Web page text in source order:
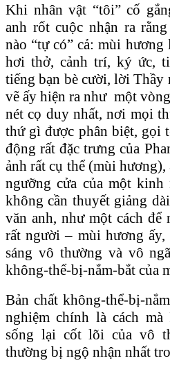
Khi nhân vật “tôi” cố
anh rốt cuộc nhận ra
nào “tự có” cả: mùi
hơi thở, cảnh trí, ký ức,
tiếng bạn bè cười, lời Thầy
vẽ ấy hiện ra như một
nét cọ duy nhất, nơi mọi
thứ gì được phân biệt, gọi
động rất đặc trưng của
ảnh rất cụ thể (mùi
ngưỡng cửa của một kinh
không cần thuyết giảng
văn anh, như một cách
rất người – mùi hương
sáng vô thường và vô
không-thể-bị-nắm-bắt của
Bản chất không-thể-bị-
nghiệm chính là cách
sống lại cốt lõi của vô
thường bị ngộ nhận nhất